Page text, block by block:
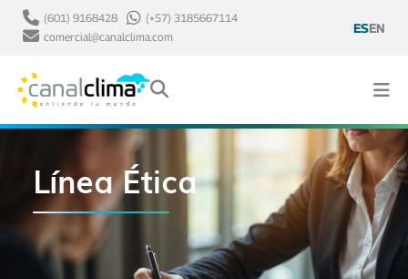
(601) 9168428
(+57) 3185667114
comercial@canalclima.com
ESEN
Línea Ética